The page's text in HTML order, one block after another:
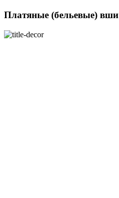
Платяные (бельевые) вши